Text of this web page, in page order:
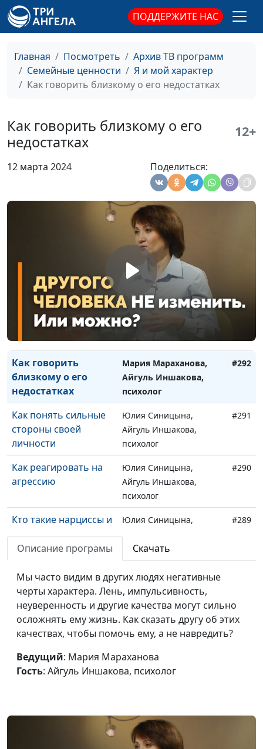
ПОДДЕРЖИТЕ НАС
Главная Посмотреть
Архив ТВ программ
Семейные ценности
Я и мой характер
Как говорить близкому о его недостатках
Как говорить близкому о его
недостатках
12+
12 марта 2024 Поделиться:
плохо или хорошо?
Айгуль Иншакова,
психолог
раздражительностью
Айгуль Иншакова,
психолог
его воли?
психолог
Как не быть
бесхарактерным и
Айгуль Иншакова,
психолог
Мария Мараханова,
Айгуль Иншакова,
психолог
себя, а когда не стоит
Мария Мараханова,
Айгуль Иншакова,
психолог
Как регулировать
свой круг общения
Мария Мараханова,
Айгуль Иншакова,
психолог
#293
Как говорить
близкому о его
недостатках
Мария Мараханова,
Айгуль Иншакова,
психолог
#292
Как понять сильные
стороны своей
личности
Юлия Синицына,
Айгуль Иншакова,
психолог
#291
Как реагировать на
агрессию
Юлия Синицына,
Айгуль Иншакова,
психолог
#290
Кто такие нарциссы и
чем опасен
нарциссизм
Юлия Синицына,
психолог
#289
Как личностный рост
влияет на жизнь
Айгуль Иншакова,
психолог
Можно ли изменить
темперамент
Юлия Синицына,
Айгуль Иншакова,
#287
Пирамида Маслоу.
человека
Юлия Синицына,
Юлия Синицына,
Описание програмы Скачать
Мы часто видим в других людях негативные
черты характера. Лень, импульсивность,
неуверенность и другие качества могут сильно
осложнять ему жизнь. Как сказать другу об этих
качествах, чтобы помочь ему, а не навредить?
Ведущий: Мария Мараханова
Гость: Айгуль Иншакова, психолог